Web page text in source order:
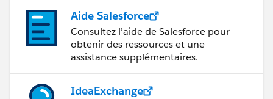
Aide Salesforce
Consultez l’aide de Salesforce pour
obtenir des ressources et une
assistance supplémentaires.
IdeaExchange